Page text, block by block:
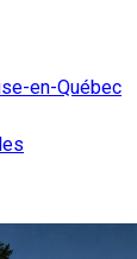
en-Québec